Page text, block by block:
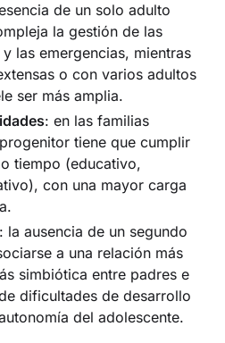
de un solo adulto
la gestión de las
las emergencias, mientras
o con varios adultos
ser más amplia.
: en las familias
tiene que cumplir
tiempo (educativo,
con una mayor carga
: la ausencia de un segundo
a una relación más
simbiótica entre padres e
dificultades de desarrollo
del adolescente.